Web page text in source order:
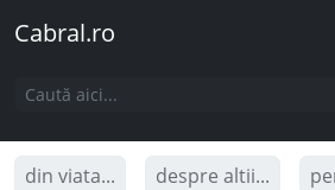
Cabral.ro
din viata... despre altii...